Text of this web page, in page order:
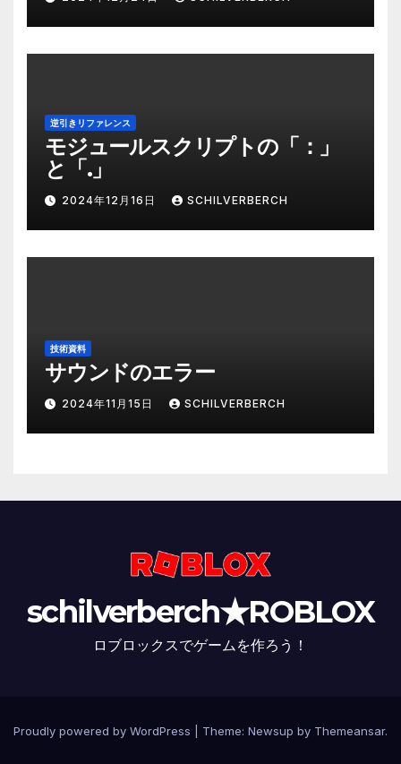
逆引きリファレンス
モジュールスクリプトの「：」
と「.」
2024年12月16日 SCHILVERBERCH
技術資料
サウンドのエラー
2024年11月15日 SCHILVERBERCH
schilverberch★ROBLOX
ロブロックスでゲームを作ろう！
Proudly powered by WordPress Theme: Newsup by Themeansar.